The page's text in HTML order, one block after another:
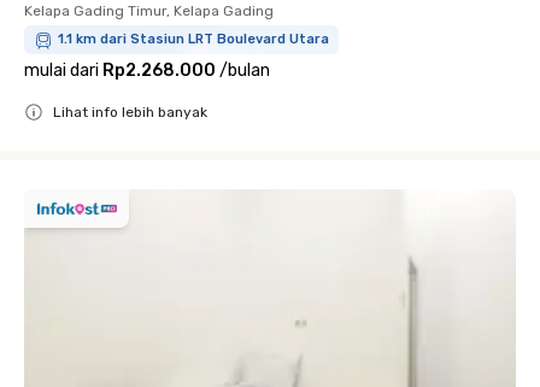
Kelapa Gading Timur, Kelapa Gading
1.1 km dari Stasiun LRT Boulevard Utara
mulai dari Rp2.268.000 /bulan
Lihat info lebih banyak